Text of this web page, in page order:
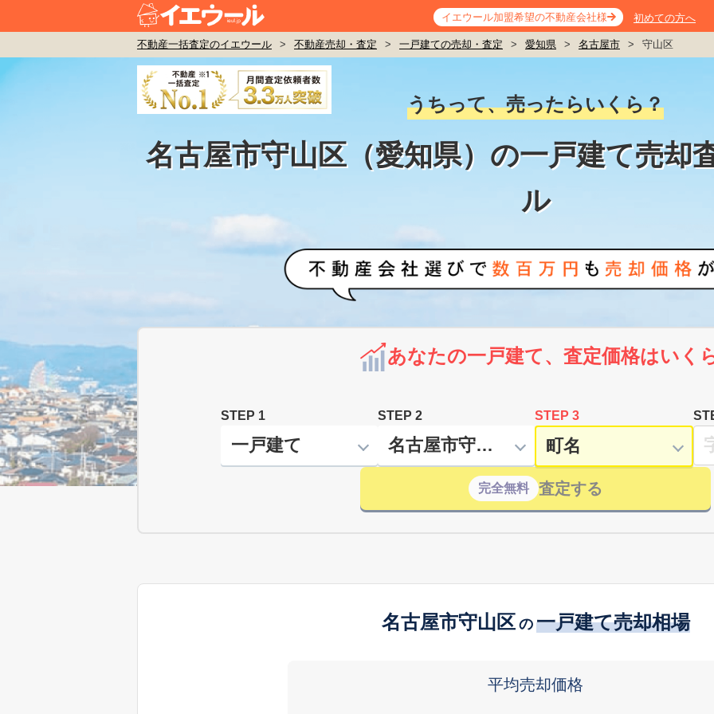
イエウール加盟希望の不動産会社様 初めての方へ
不動産一括査定のイエウール > 不動産売却・査定 > 一戸建ての売却・査定 > 愛知県 > 名古屋市 > 守山区
うちって、売ったらいくら？
名古屋市守山区（愛知県）の一戸建て売却
ル
あなたの一戸建て、査定価格はいく
STEP 1 STEP 2 STEP 3
完全無料 査定する
名古屋市守山区 の 一戸建て売却相場
平均売却価格